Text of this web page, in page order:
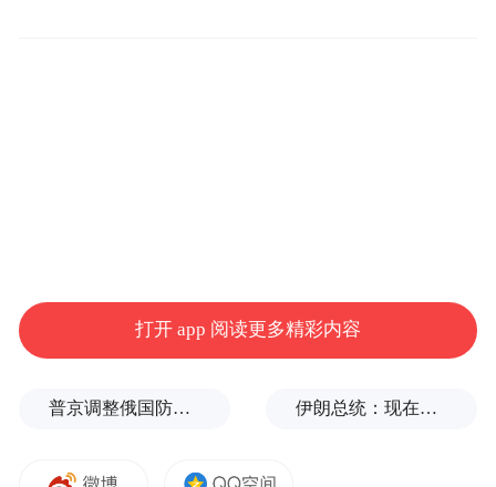
凤凰“宝”贝小记者与湖南鲲鹏生态创新中心相关负
打开 app 阅读更多精彩内容
普京调整俄国防部高层人事布局，重用实战将领削弱“办公室将军” 伊朗总统：现在与最高领袖的联系非常困难